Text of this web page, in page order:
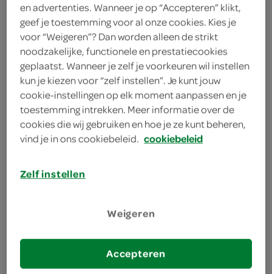
Let op: aanbiedingen zijn niet zichtbaar bij de
producten, maar worden wél automatisch
verwerkt in de winkelmand.
gewoon iets anders met Campbell's aardappelanders
lekker makkelijk… meer aardappel variatie op
tafel
geeft een lekkere bacon en ui smaak aan
en advertenties. Wanneer je op “Accepteren” klikt,
geef je toestemming voor al onze cookies. Kies je
voor “Weigeren”? Dan worden alleen de strikt
noodzakelijke, functionele en prestatiecookies
geplaatst. Wanneer je zelf je voorkeuren wil instellen
kun je kiezen voor “zelf instellen”. Je kunt jouw
cookie-instellingen op elk moment aanpassen en je
toestemming intrekken. Meer informatie over de
cookies die wij gebruiken en hoe je ze kunt beheren,
vind je in ons cookiebeleid. cookiebeleid
Zelf instellen
Weigeren
Accepteren